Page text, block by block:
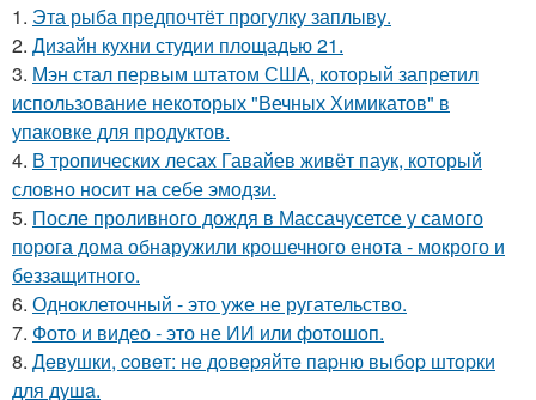
1. Эта рыба предпочтёт прогулку заплыву.
2. Дизайн кухни студии площадью 21.
3. Мэн стал первым штатом США, который запретил
использование некоторых "Вечных Химикатов" в
упаковке для продуктов.
4. В тропических лесах Гавайев живёт паук, который
словно носит на себе эмодзи.
5. После проливного дождя в Массачусетсе у самого
порога дома обнаружили крошечного енота - мокрого и
беззащитного.
6. Одноклеточный - это уже не ругательство.
7. Фото и видео - это не ИИ или фотошоп.
8. Дeвушки, coвeт: нe дoвepяйтe пapню выбop штopки
для душa.